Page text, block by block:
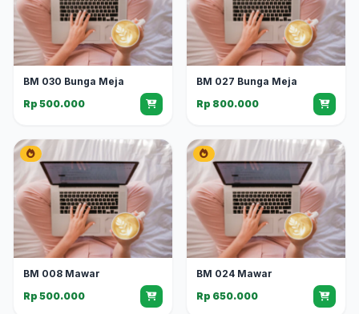
BM 030 Bunga Meja
Rp 500.000
BM 027 Bunga Meja
Rp 800.000
BM 008 Mawar
Rp 500.000
BM 024 Mawar
Rp 650.000